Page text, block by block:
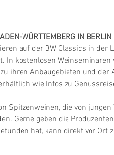
WÜRTTEMBERG IN BERLIN
auf der BW Classics in der
In kostenlosen
ihren Anbaugebieten und der
wie Infos zu
Spitzenweinen, die von jungen
Gerne geben die
hat, kann direkt vor Ort